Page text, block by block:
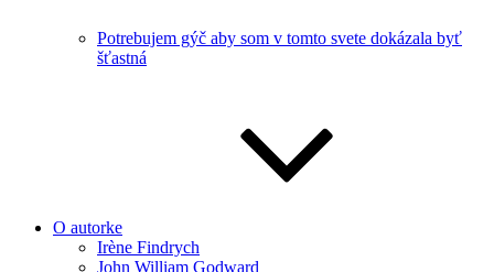
Potrebujem gýč aby som v tomto svete dokázala byť
šťastná
O autorke
Irène Findrych
John William Godward